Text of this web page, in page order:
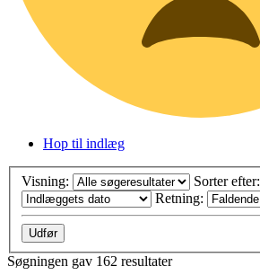
Hop til indlæg
Visning:
Sorter efter:
Retning:
Søgningen gav 162 resultater